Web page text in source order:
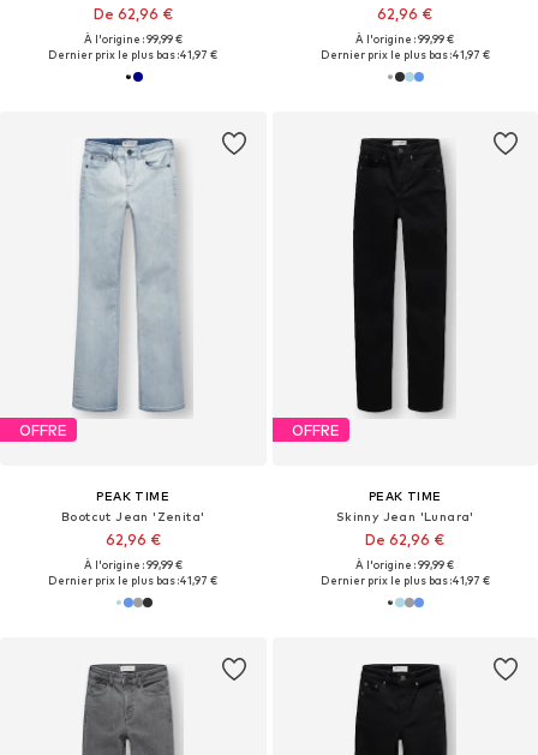
De 62,96 €
À l'origine : 99,99 €
Dernier prix le plus bas :41,97 €
62,96 €
À l'origine : 99,99 €
Dernier prix le plus bas :41,97 €
OFFRE
PEAK TIME
Bootcut Jean 'Zenita'
62,96 €
À l'origine : 99,99 €
Dernier prix le plus bas :41,97 €
OFFRE
PEAK TIME
Skinny Jean 'Lunara'
De 62,96 €
À l'origine : 99,99 €
Dernier prix le plus bas :41,97 €